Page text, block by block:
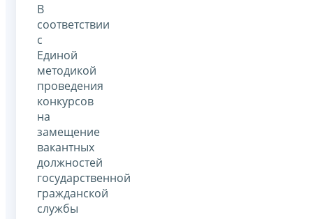
В
соответствии
с
Единой
методикой
проведения
конкурсов
на
замещение
вакантных
должностей
государственной
гражданской
службы